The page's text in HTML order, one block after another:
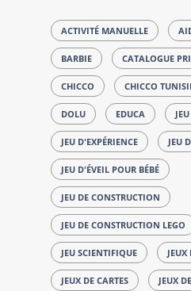
ACTIVITÉ MANUELLE
BARBIE CATALOGUE
CHICCO CHICCO
DOLU EDUCA
JEU D'EXPÉRIENCE JEU
JEU D'ÉVEIL POUR BÉBÉ
JEU DE CONSTRUCTION
JEU DE CONSTRUCTION LEGO
JEU SCIENTIFIQUE JEUX
JEUX DE CARTES JEUX